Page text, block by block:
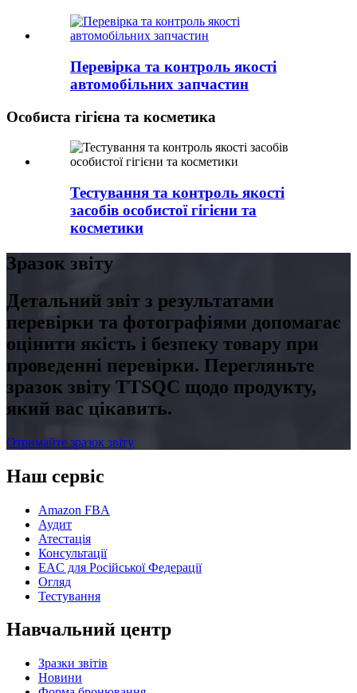
Перевірка та контроль якості
автомобільних запчастин
Особиста гігієна та косметика
Тестування та контроль якості
засобів особистої гігієни та
косметики
Зразок звіту
Детальний звіт з результатами
перевірки та фотографіями допомагає
оцінити якість і безпеку товару при
проведенні перевірки. Перегляньте
зразок звіту TTSQC щодо продукту,
який вас цікавить.
Отримайте зразок звіту
Наш сервіс
Amazon FBA
Аудит
Атестація
Консультації
EAC для Російської Федерації
Огляд
Тестування
Навчальний центр
Зразки звітів
Новини